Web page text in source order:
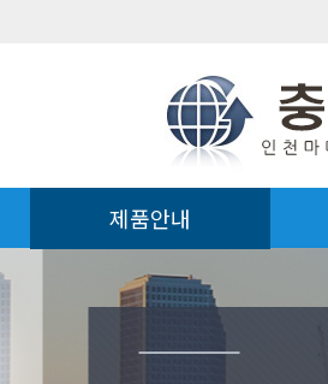
제품안내